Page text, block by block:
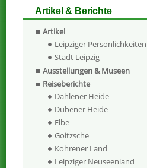
Artikel & Berichte
Artikel
Leipziger Persönlichkeiten
Stadt Leipzig
Ausstellungen & Museen
Reiseberichte
Dahlener Heide
Dübener Heide
Elbe
Goitzsche
Kohrener Land
Leipziger Neuseenland